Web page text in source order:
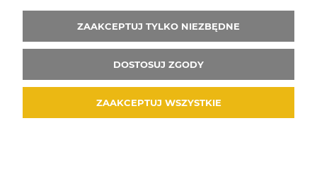
Nature Up, Bema Cosmetici
70,00 zł
DO KOSZYKA
ZAAKCEPTUJ TYLKO NIEZBĘDNE
DOSTOSUJ ZGODY
ZAAKCEPTUJ WSZYSTKIE